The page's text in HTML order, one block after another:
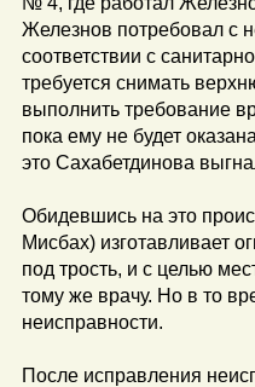
Железнов потребовал с
соответствии с
требуется снимать
выполнить требование
пока ему не будет
это Сахабетдинова
Обидевшись на это
Мисбах) изготавливает
под трость, и с целью
тому же врачу. Но в то
неисправности.
После исправления